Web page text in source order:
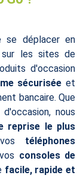
se déplacer en
sur les sites de
d'occasion
sécurisée et
bancaire. Que
nous
reprise le plus
téléphones
consoles de
facile, rapide et